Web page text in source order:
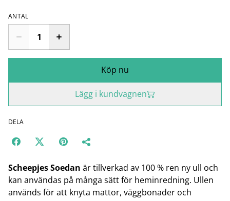
ANTAL
Köp nu
Lägg i kundvagnen
DELA
Scheepjes Soedan är tillverkad av 100 % ren ny ull och
kan användas på många sätt för heminredning. Ullen
används för att knyta mattor, väggbonader och